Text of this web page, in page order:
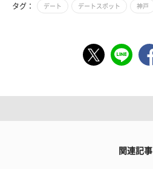
タグ： デート デートスポット 神戸
関連記事